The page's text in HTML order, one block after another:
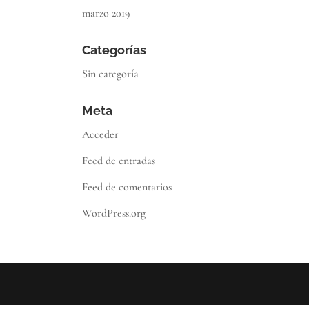
marzo 2019
Categorías
Sin categoría
Meta
Acceder
Feed de entradas
Feed de comentarios
WordPress.org